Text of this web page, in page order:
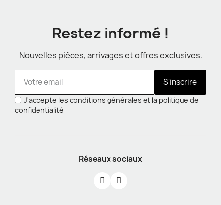
Restez informé !
Nouvelles pièces, arrivages et offres exclusives.
S'inscrire
J'accepte les conditions générales et la politique de
confidentialité
Réseaux sociaux